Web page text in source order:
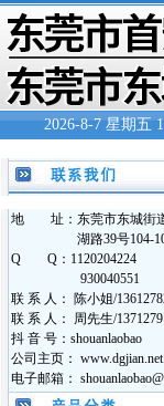
2026-8-7 星期五
地 址：东莞市东城街
湖路39号104-
Q Q：1120204224
930040551
联 系 人： 陈小姐/
联 系 人： 周先生/
抖 音 号：shouanlaobao
公司主页：
电子邮箱：